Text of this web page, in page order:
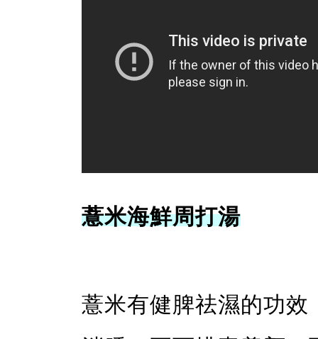
薏米海鮮周打湯
薏米有健脾祛濕的功